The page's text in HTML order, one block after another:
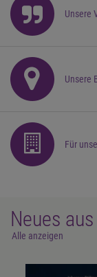
Unsere
Unsere
Für
Neues
Alle anzeigen